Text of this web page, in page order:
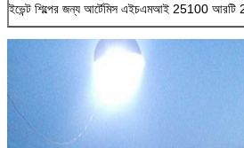
ইভেন্ট শিল্পের জন্য আর্টেমিস এইচএমআই 25100